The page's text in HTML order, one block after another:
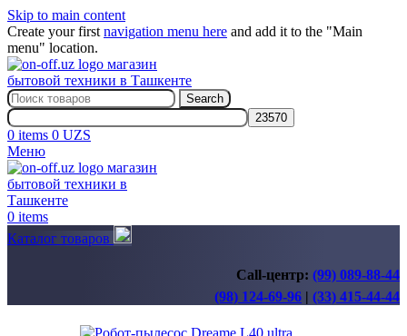
Skip to main content
Create your first navigation menu here and add it to the "Main
menu" location.
Search
0 items 0 UZS
Меню
0 items
Каталог товаров
Call-центр: (99) 089-88-44
(98) 124-69-96 | (33) 415-44-44